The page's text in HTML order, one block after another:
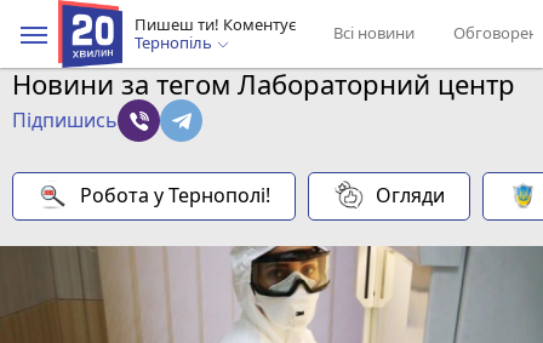
Пишеш ти! Коментує
Тернопіль
Всі новини
Новини за тегом Лабораторний центр
Підпишись
Робота у Тернополі! Огляди